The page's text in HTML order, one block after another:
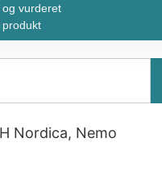
vurderet
Nordica, Nemo